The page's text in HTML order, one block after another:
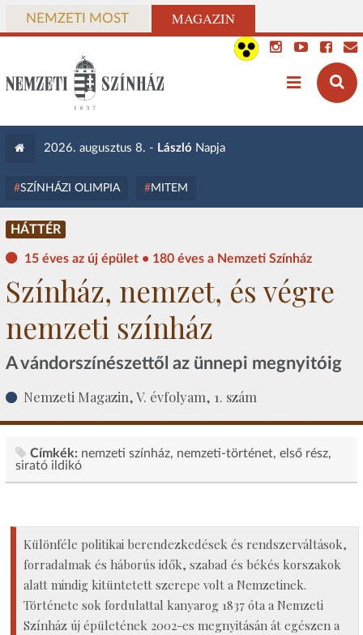
NEMZETI MOST MAGAZIN
2026. augusztus 8. - László Napja
SZÍNHÁZI OLIMPIA MITEM
HÁTTÉR
15 éves az új épület • 180 éves a Nemzeti Színház
Színház, nemzet, és végre
nemzeti színház
A vándorszínészettől az ünnepi megnyitóig
Nemzeti Magazin, V. évfolyam, 1. szám
Címkék: nemzeti színház nemzeti-történet első rész
sirató ildikó
Különféle politikai berendezkedések és rendszerváltások,
forradalmak és háborús idők, szabad és békés korszakok
alatt mindig kitüntetett szerepe volt a Nemzetinek.
Története sok fordulattal kanyarog 1837 óta a Nemzeti
Színház új épületének 2002-es megnyitásán át egészen a